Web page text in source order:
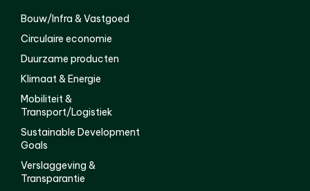
Bouw/Infra & Vastgoed
Circulaire economie
Duurzame producten
Klimaat & Energie
Mobiliteit &
Transport/Logistiek
Sustainable Development
Goals
Verslaggeving &
Transparantie